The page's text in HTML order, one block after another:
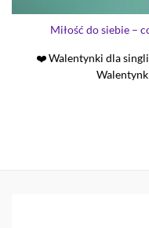
Miłość do siebie –
❤️ Walentynki dla